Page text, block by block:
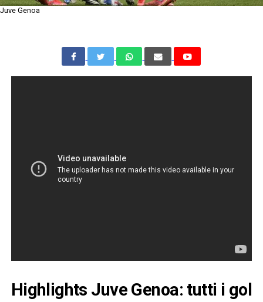
Juve Genoa
Highlights Juve Genoa: tutti i gol